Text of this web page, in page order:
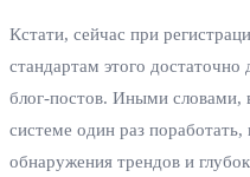
Кстати, сейчас при
стандартам этого достаточно
блог‑постов. Иными словами,
системе один раз
обнаружения трендов и